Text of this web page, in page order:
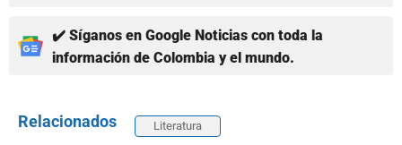
✔️ Síganos en Google Noticias con toda la
información de Colombia y el mundo.
Relacionados Literatura